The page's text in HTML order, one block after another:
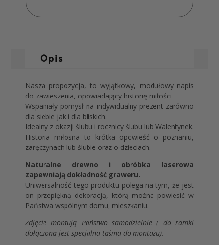
MD001.03
Opis
Nasza propozycja, to wyjątkowy, modułowy napis
do zawieszenia, opowiadający historię miłości.
Wspaniały pomysł na indywidualny prezent zarówno
dla siebie jak i dla bliskich.
Idealny z okazji ślubu i rocznicy ślubu lub Walentynek.
Historia miłosna to krótka opowieść o poznaniu,
zaręczynach lub ślubie oraz o dzieciach.
Naturalne drewno i obróbka laserowa
zapewniają dokładność graweru.
Uniwersalność tego produktu polega na tym, że jest
on przepiękną dekoracją, którą można powiesić w
Państwa wspólnym domu, mieszkaniu.
Zdjęcie montują Państwo samodzielnie ( do ramki
dołączona jest specjalna taśma do montażu).